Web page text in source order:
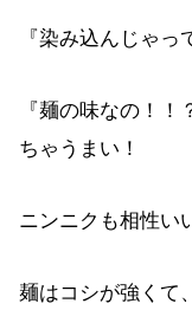
『染み込んじゃっ
『麺の味なの！
ちゃうまい！
ニンニクも相性い
麺はコシが強くて